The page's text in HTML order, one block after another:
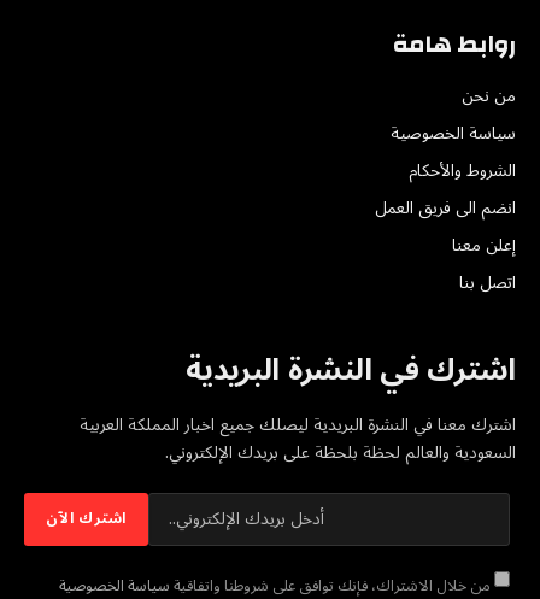
روابط هامة
من نحن
سياسة الخصوصية
الشروط والأحكام
انضم الى فريق العمل
إعلن معنا
اتصل بنا
اشترك في النشرة البريدية
اشترك معنا في النشرة البريدية ليصلك جميع اخبار المملكة العربية
السعودية والعالم لحظة بلحظة على بريدك الإلكتروني.
من خلال الاشتراك، فإنك توافق على شروطنا واتفاقيةسياسة الخصوصية